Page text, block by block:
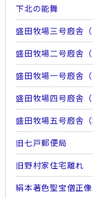
下北の能舞
盛田牧場三号廏舎（
盛田牧場二号廏舎（
盛田牧場一号廏舎
盛田牧場四号廏舎（
盛田牧場五号廏舎（
旧七戸郵便局
旧野村家住宅離れ
絹本著色聖宝僧正像